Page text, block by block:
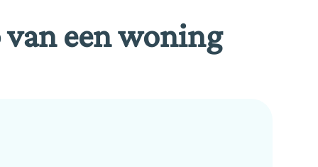
een woning